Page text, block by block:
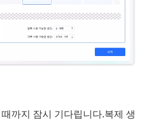
까지 잠시 기다립니다.복제 생